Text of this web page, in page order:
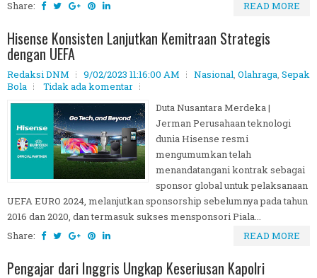
Share:
READ MORE
Hisense Konsisten Lanjutkan Kemitraan Strategis
dengan UEFA
Redaksi DNM 9/02/2023 11:16:00 AM Nasional, Olahraga, Sepak
Bola
Tidak ada komentar
Duta Nusantara Merdeka |
Jerman Perusahaan teknologi
dunia Hisense resmi
mengumumkan telah
menandatangani kontrak sebagai
sponsor global untuk pelaksanaan
UEFA EURO 2024, melanjutkan sponsorship sebelumnya pada tahun
2016 dan 2020, dan termasuk sukses mensponsori Piala...
Share:
READ MORE
Pengajar dari Inggris Ungkap Keseriusan Kapolri